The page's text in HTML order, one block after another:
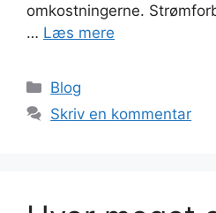
omkostningerne.
… Læs mere
Blog
Skriv en kommentar